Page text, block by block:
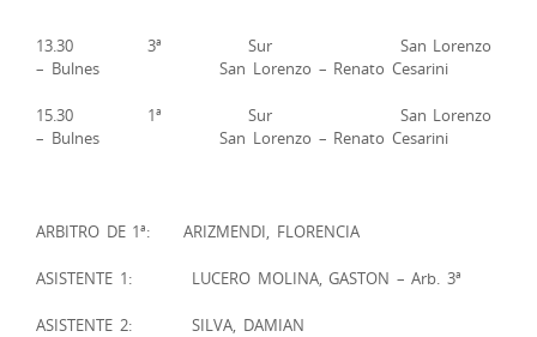
13.30 3ª Sur San Lorenzo
– Bulnes San Lorenzo – Renato Cesarini
15.30 1ª Sur San Lorenzo
– Bulnes San Lorenzo – Renato Cesarini
ARBITRO DE 1ª: ARIZMENDI, FLORENCIA
ASISTENTE 1: LUCERO MOLINA, GASTON – Arb. 3ª
ASISTENTE 2: SILVA, DAMIAN